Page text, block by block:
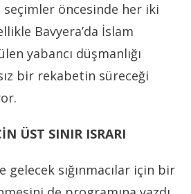
seçimler öncesinde her iki
Bavyera’da İslam
yabancı düşmanlığı
bir rekabetin süreceği
ÜST SINIR ISRARI
gelecek sığınmacılar için bir